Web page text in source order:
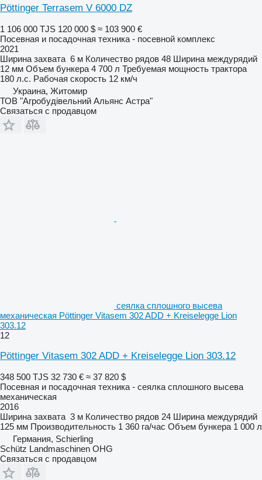
Pöttinger Terrasem V 6000 DZ
1 106 000 TJS 120 000 $ ≈ 103 900 €
Посевная и посадочная техника - посевной комплекс
2021
Ширина захвата 6 м Количество рядов 48 Ширина междурядий
12 мм Объем бункера 4 700 л Требуемая мощность трактора
180 л.с. Рабочая скорость 12 км/ч
Украина, Житомир
ТОВ "Агробудівельний Альянс Астра"
Связаться с продавцом
сеялка сплошного высева
механическая Pöttinger Vitasem 302 ADD + Kreiselegge Lion
303.12
12
Pöttinger Vitasem 302 ADD + Kreiselegge Lion 303.12
348 500 TJS 32 730 € ≈ 37 820 $
Посевная и посадочная техника - сеялка сплошного высева
механическая
2016
Ширина захвата 3 м Количество рядов 24 Ширина междурядий
125 мм Производительность 1 360 га/час Объем бункера 1 000 л
Германия, Schierling
Schütz Landmaschinen OHG
Связаться с продавцом